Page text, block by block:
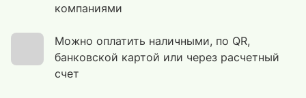
компаниями
Можно оплатить наличными, по QR,
банковской картой или через расчетный
счет